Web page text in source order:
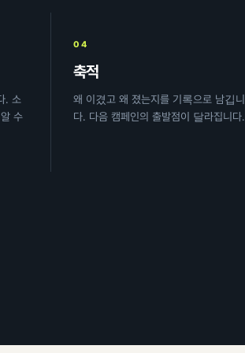
. 소
수
04
축적
왜 이겼고 왜 졌는지를 기록으로 남깁니
다. 다음 캠페인의 출발점이 달라집니다.